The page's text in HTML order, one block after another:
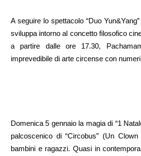
A seguire lo spettacolo “Duo
sviluppa intorno al concetto filosofico
a partire dalle ore 17.30,
imprevedibile di arte circense con
Domenica 5 gennaio la magia di “1
palcoscenico di “Circobus” (Un
bambini e ragazzi. Quasi in